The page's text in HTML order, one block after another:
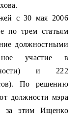
с 30 мая 2006
по трем статьям
должностными
участие в
и 222
По решению
должности мэра
за этим Ищенко